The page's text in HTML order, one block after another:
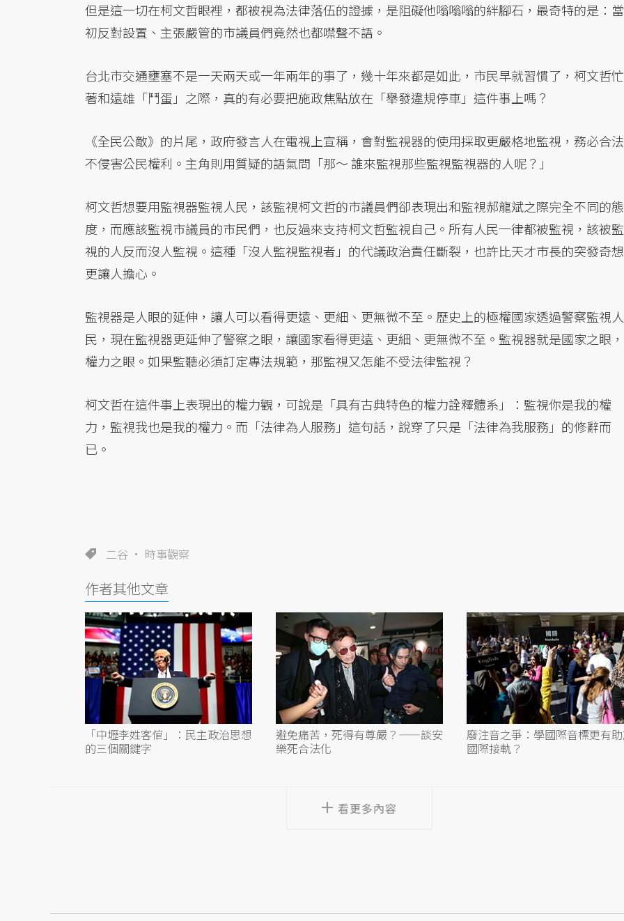
但是這一切在柯文哲眼裡，都被視為法律落伍的證據，是阻礙他嗡嗡嗡的絆腳石，最奇特的是：當
初反對設置、主張嚴管的市議員們竟然也都噤聲不語。
台北市交通壅塞不是一天兩天或一年兩年的事了，幾十年來都是如此，市民早就習慣了，柯文哲忙
著和遠雄「鬥蛋」之際，真的有必要把施政焦點放在「舉發違規停車」這件事上嗎？
《全民公敵》的片尾，政府發言人在電視上宣稱，會對監視器的使用採取更嚴格地監視，務必合法
不侵害公民權利。主角則用質疑的語氣問「那～ 誰來監視那些監視監視器的人呢？」
柯文哲想要用監視器監視人民，該監視柯文哲的市議員們卻表現出和監視郝龍斌之際完全不同的態
度，而應該監視市議員的市民們，也反過來支持柯文哲監視自己。所有人民一律都被監視，該被監
視的人反而沒人監視。這種「沒人監視監視者」的代議政治責任斷裂，也許比天才市長的突發奇想
更讓人擔心。
監視器是人眼的延伸，讓人可以看得更遠、更細、更無微不至。歷史上的極權國家透過警察監視人
民，現在監視器更延伸了警察之眼，讓國家看得更遠、更細、更無微不至。監視器就是國家之眼，
權力之眼。如果監聽必須訂定專法規範，那監視又怎能不受法律監視？
柯文哲在這件事上表現出的權力觀，可說是「具有古典特色的權力詮釋體系」：監視你是我的權
力，監視我也是我的權力。而「法律為人服務」這句話，說穿了只是「法律為我服務」的修辭而
已。
二谷 時事觀察
作者其他文章
「中壢李姓客倌」：民主政治思想
的三個關鍵字
避免痛苦，死得有尊嚴？——談安
樂死合法化
廢注音之爭：學國際音標更有
國際接軌？
看更多內容